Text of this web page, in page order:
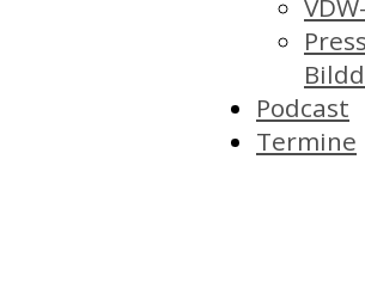
Podcast
Termine